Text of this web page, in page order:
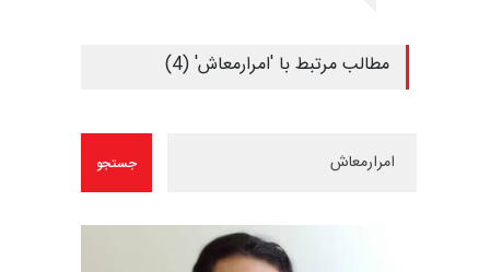
مطالب مرتبط با 'امرارمعاش' (4)